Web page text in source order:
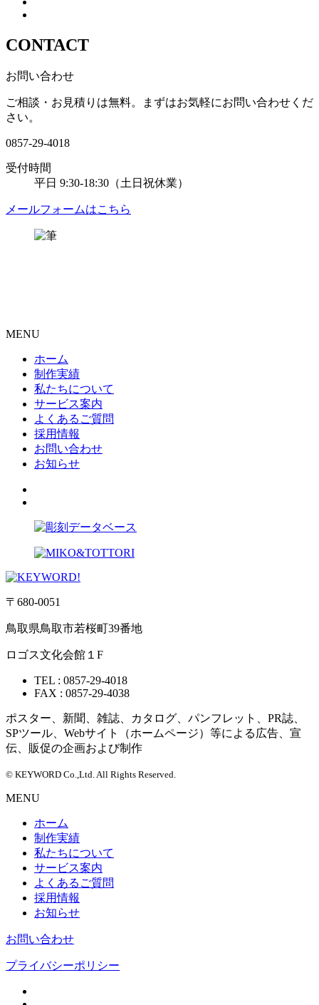
CONTACT
お問い合わせ
ご相談・お見積りは無料。
まずはお気軽にお問い合わせくだ
さい。
0857-29-4018
受付時間
平日 9:30-18:30 （土日祝休業）
メールフォームはこちら
MENU
ホーム
制作実績
私たちについて
サービス案内
よくあるご質問
採用情報
お問い合わせ
お知らせ
〒680-0051
鳥取県鳥取市若桜町39番地
ロゴス文化会館１F
TEL : 0857-29-4018
FAX : 0857-29-4038
ポスター、新聞、雑誌、カタログ、パンフレット、PR誌、
SPツール、Webサイト（ホームページ）等による広告、宣
伝、販促の企画および制作
© KEYWORD Co.,Ltd. All Rights Reserved.
MENU
ホーム
制作実績
私たちについて
サービス案内
よくあるご質問
採用情報
お知らせ
お問い合わせ
プライバシーポリシー